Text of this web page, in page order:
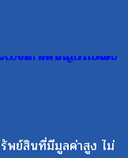
พย์สินที่มีมูลค่าสูง ไม่